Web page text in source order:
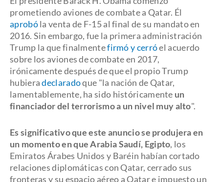
prometiendo aviones de combate a Qatar. Él
aprobóla venta de F-15 al final de su mandato en
2016. Sin embargo, fue la primera administración
Trump la que finalmentefirmó y cerróel acuerdo
sobre los aviones de combate en 2017,
irónicamente después de que el propio Trump
hubieradeclaradoque "la nación de Qatar,
lamentablemente, ha sido históricamente un
financiador del terrorismo a un nivel muy alto".
Es significativo que este anuncio se produjera en
un momento en que Arabia Saudí, Egipto, los
Emiratos Árabes Unidos y Baréin habían cortado
relaciones diplomáticas con Qatar, cerrado sus
fronteras y su espacio aéreo a Qatar e impuesto un